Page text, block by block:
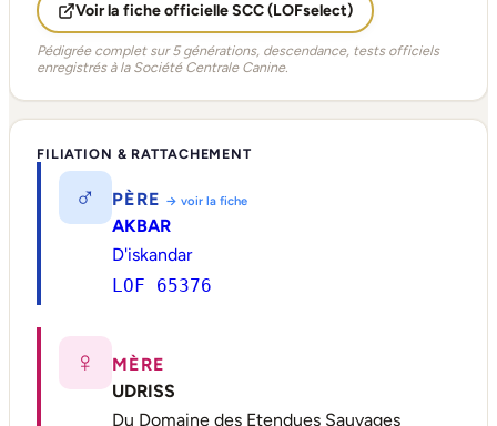
Voir la fiche officielle SCC (LOFselect)
Pédigrée complet sur 5 générations, descendance, tests officiels
enregistrés à la Société Centrale Canine.
FILIATION & RATTACHEMENT
♂ PÈRE → voir la fiche
AKBAR
D'iskandar
LOF 65376
♀
MÈRE
UDRISS
Du Domaine des Etendues Sauvages